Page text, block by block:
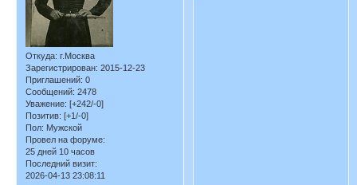
Откуда: г.Москва
Зарегистрирован: 2015-12-23
Приглашений: 0
Сообщений: 2478
Уважение: [+242/-0]
Позитив: [+1/-0]
Пол: Мужской
Провел на форуме:
25 дней 10 часов
Последний визит:
2026-04-13 23:08:11